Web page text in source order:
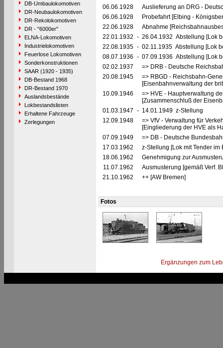
DB-Umbaulokomotiven
DR-Neubaulokomotiven
DR-Rekolokomotiven
DR - "6000er"
ELNA-Lokomotiven
Industrielokomotiven
Feuerlose Lokomotiven
Sonderkonstruktionen
SAAR (1920 - 1935)
DB-Bestand 1968
DR-Bestand 1970
Auslandsbestände
Lokbestandslisten
Erhaltene Fahrzeuge
Zerlegungen
06.06.1928
Auslieferung an DRG -
06.06.1928
Probefahrt [Elbing -
22.06.1928
Abnahme
22.01.1932 - 26.04.1932 Abstellung [Lok
22.08.1935 - 02.11.1935 Abstellung [Lok
08.07.1936 - 07.09.1936 Abstellung [Lok
02.02.1937
=> DRB - Deutsche
20.08.1945
=> RBGD - Reichsbahn-
[Eisenbahnverwaltung der
10.09.1946
=> HVE - Hauptverwaltung
[Zusammenschluß der
01.03.1947 - 14.01.1949 z-Stellung
12.09.1948
=> VfV - Verwaltung für
[Eingliederung der HVE als
07.09.1949
=> DB - Deutsche
17.03.1962
z-Stellung [Lok mit Tender im
18.06.1962
Genehmigung zur
11.07.1962
Ausmusterung [gemäß Verf.
21.10.1962
++ [AW Bremen]
Fotos
Ergänzungen zum